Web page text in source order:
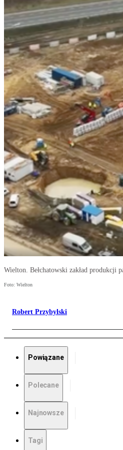
Wielton. Bełchatowski zakład produkcji
Foto: Wielton
Robert Przybylski
Powiązane
Polecane
Najnowsze
Tagi